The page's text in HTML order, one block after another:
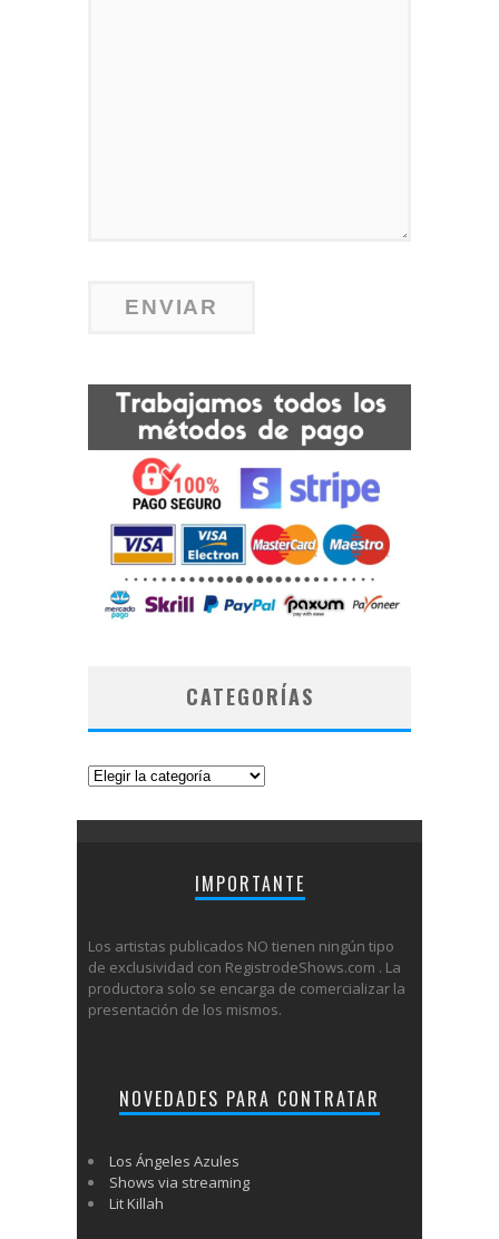
CATEGORÍAS
Categorías
IMPORTANTE
Los artistas publicados NO tienen ningún tipo
de exclusividad con RegistrodeShows.com . La
productora solo se encarga de comercializar la
presentación de los mismos.
NOVEDADES PARA CONTRATAR
Los Ángeles Azules
Shows via streaming
Lit Killah